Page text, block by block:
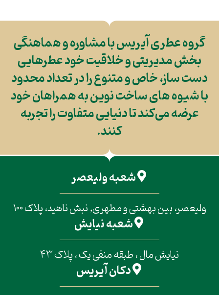
گروه عطری آیریس با مشاوره و هماهنگی
بخش مدیریتی و خلاقیت خود عطرهایی
دست ساز، خاص و متنوع را در تعداد محدود
با شیوه های ساخت نوین به همراهان خود
عرضه می‌کند تا دنیایی متفاوت را تجربه
کنند.
شعبه ولیعصر
ولیعصر، بین بهشتی و مطهری, نبش ناهید، پلاک 100
شعبه نیایش
نیایش مال ، طبقه منفی یک ، پلاک 43
دکان آیریس